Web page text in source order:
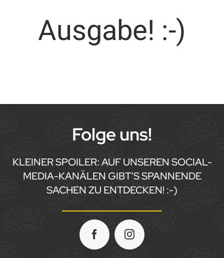
Ausgabe! :-)
Folge uns!
KLEINER SPOILER: AUF UNSEREN SOCIAL-
MEDIA-KANÄLEN GIBT’S SPANNENDE
SACHEN ZU ENTDECKEN! :-)